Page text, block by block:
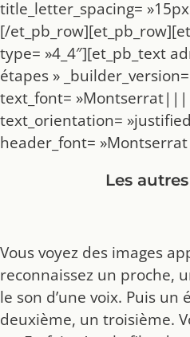
title_letter_spacing=
[/
type= »4_4″][et_pb_text
étapes »
text_font=
text_orientation=
header_font=
Les
Vous voyez des images
reconnaissez un proche,
le son d’une voix. Puis un
deuxième, un troisième.